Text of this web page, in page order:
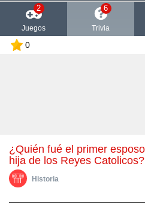
2
Juegos
6
Trivia
0
¿Quién fué el primer esposo de Catalina de Aragón,
hija de los Reyes Catolicos?
Historia